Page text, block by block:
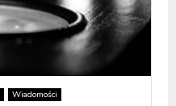
Wiadomości